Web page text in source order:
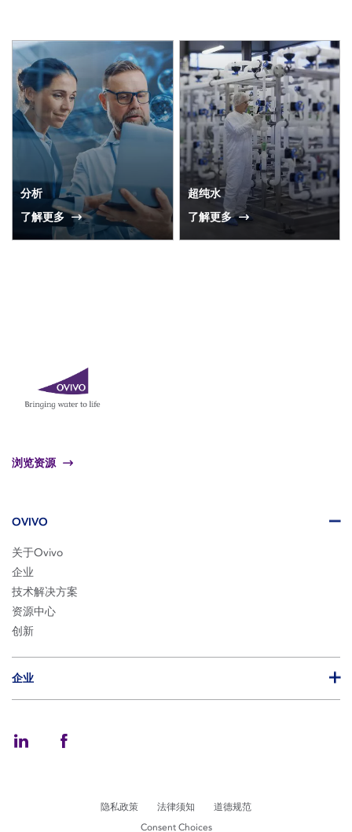
分析
了解更多
超纯水
了解更多
浏览资源
OVIVO
关于Ovivo
企业
技术解决方案
资源中心
创新
企业
隐私政策 法律须知
道德规范
Consent Choices